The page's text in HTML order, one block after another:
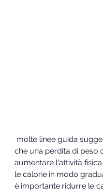
che una perdita di peso
aumentare l'attività
le calorie in modo
è importante ridurre le